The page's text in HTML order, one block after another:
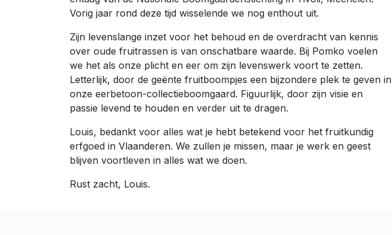
Vorig jaar rond deze tijd wisselende we nog enthout uit.
Zijn levenslange inzet voor het behoud en de overdracht van kennis
over oude fruitrassen is van onschatbare waarde. Bij Pomko voelen
we het als onze plicht en eer om zijn levenswerk voort te zetten.
Letterlijk, door de geënte fruitboompjes een bijzondere plek te geven in
onze eerbetoon-collectieboomgaard. Figuurlijk, door zijn visie en
passie levend te houden en verder uit te dragen.
Louis, bedankt voor alles wat je hebt betekend voor het fruitkundig
erfgoed in Vlaanderen. We zullen je missen, maar je werk en geest
blijven voortleven in alles wat we doen.
Rust zacht, Louis.